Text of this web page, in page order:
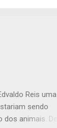
Reis uma
sendo
animais. De